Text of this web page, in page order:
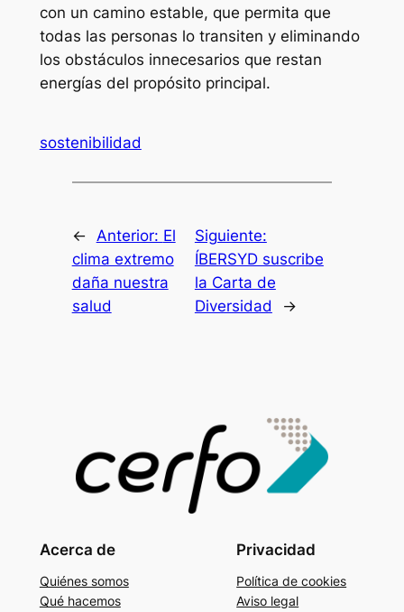
con un camino estable, que permita que
todas las personas lo transiten y eliminando
los obstáculos innecesarios que restan
energías del propósito principal.
sostenibilidad
← Anterior: El
clima extremo
daña nuestra
salud
Siguiente:
ÍBERSYD suscribe
la Carta de
Diversidad
→
Acerca de
Quiénes somos
Qué hacemos
Privacidad
Política de cookies
Aviso legal